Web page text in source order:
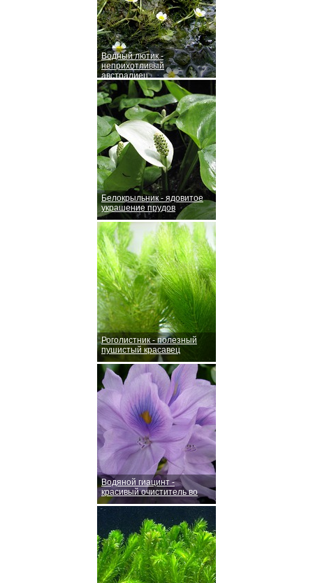
Водный лютик -
неприхотливый
австралиец
Белокрыльник - ядовитое
украшение прудов
Роголистник - полезный
пушистый красавец
Водяной гиацинт -
красивый очиститель во